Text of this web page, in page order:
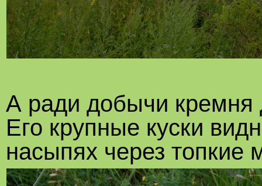
А ради добычи кремня
Его крупные куски
насыпях через топкие